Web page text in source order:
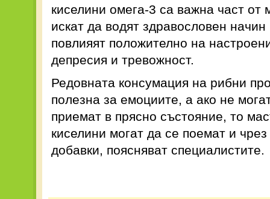
киселини омега-3 са важна част от
искат да водят здравословен
повлияят положително на
депресия и тревожност.
Редовната консумация на рибни
полезна за емоциите, а ако не
приемат в прясно състояние, то
киселини могат да се поемат и чрез
добавки, поясняват специалистите.